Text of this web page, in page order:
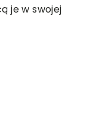
je w swojej